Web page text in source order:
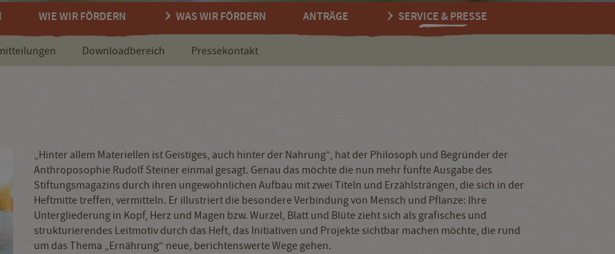
WIE WIR FÖRDERN WAS WIR FÖRDERN ANTRÄGE SERVICE & PRESSE
Downloadbereich Pressekontakt
„Hinter allem Materiellen ist Geistiges, auch hinter der Nahrung“, hat der Philosoph und Begründer der
Anthroposophie Rudolf Steiner einmal gesagt. Genau das möchte die nun mehr fünfte Ausgabe des
Stiftungsmagazins durch ihren ungewöhnlichen Aufbau mit zwei Titeln und Erzählsträngen, die sich in der
Heftmitte treffen, vermitteln. Er illustriert die besondere Verbindung von Mensch und Pflanze: Ihre
Untergliederung in Kopf, Herz und Magen bzw. Wurzel, Blatt und Blüte zieht sich als grafisches und
strukturierendes Leitmotiv durch das Heft, das Initiativen und Projekte sichtbar machen möchte, die rund
um das Thema „Ernährung“ neue, berichtenswerte Wege gehen.